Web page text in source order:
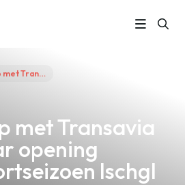
Goedkoop met Transavia naar opening wintersportseizoen Ischgl
met Transavia
opening
Ischgl